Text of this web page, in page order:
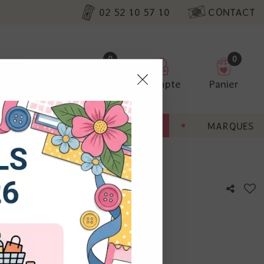
02 52 10 57 10 CONTACT
0
Compte
0
Panier
BONNES AFFAIRES MARQUES
- interactions
avis !
nos
non
Vous
à droite